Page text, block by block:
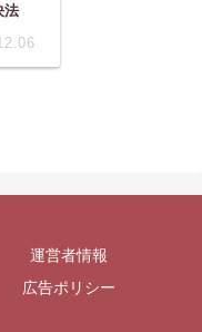
法
運営者情報
広告ポリシー